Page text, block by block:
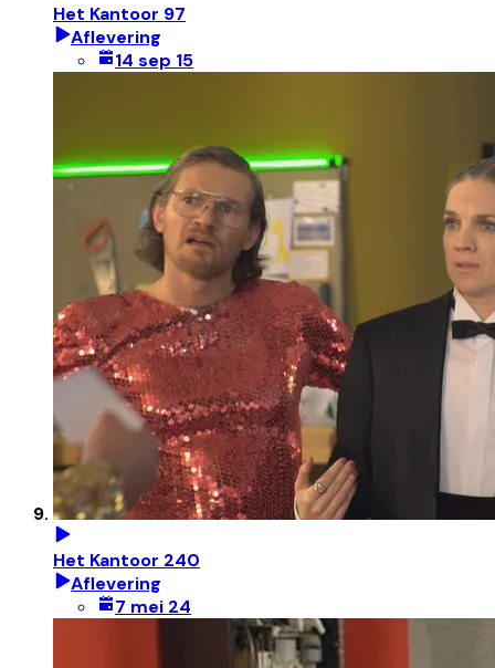
Het Kantoor 97
Aflevering
14 sep 15
Het Kantoor 240
Aflevering
7 mei 24